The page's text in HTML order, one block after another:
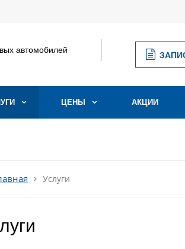
автомобилей
ЦЕНЫ АКЦИИ
Услуги